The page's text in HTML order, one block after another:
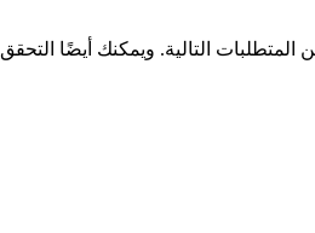
المتطلبات التالية. ويمكنك أيضًا